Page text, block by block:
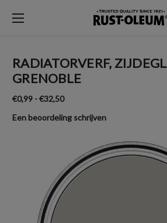
RADIATORVERF,
GRENOBLE
€0,99 - €32,50
Een beoordeling schrijven